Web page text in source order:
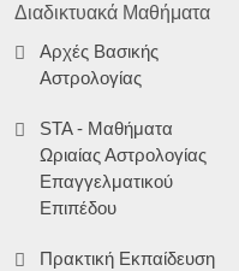
Διαδικτυακά Μαθήματα
Αρχές Βασικής
Αστρολογίας
STA - Μαθήματα
Ωριαίας Αστρολογίας
Επαγγελματικού
Επιπέδου
Πρακτική Εκπαίδευση